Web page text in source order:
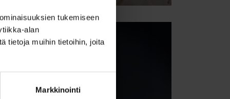
tukemiseen
alan
tietoja muihin tietoihin, joita
Markkinointi